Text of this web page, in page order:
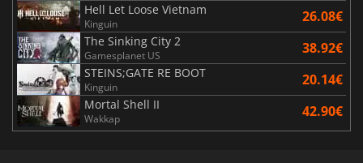
Hell Let Loose Vietnam
Kinguin 26.08€
The Sinking City 2
Gamesplanet US 38.92€
STEINS;GATE RE BOOT
Kinguin 20.14€
Mortal Shell II
Wakkap 42.90€